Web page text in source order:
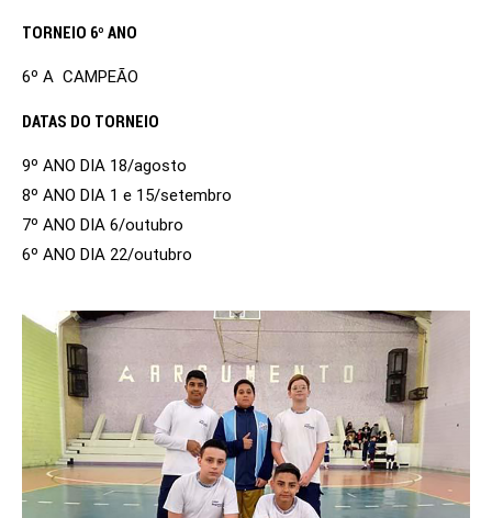
TORNEIO 6º ANO
6º A CAMPEÃO
DATAS DO TORNEIO
9º ANO DIA 18/agosto
8º ANO DIA 1 e 15/setembro
7º ANO DIA 6/outubro
6º ANO DIA 22/outubro